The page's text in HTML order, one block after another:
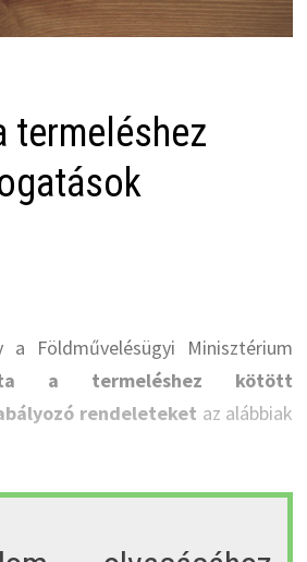
termeléshez
a Földművelésügyi Minisztérium
a termeléshez kötött
rendeleteket az alábbiak